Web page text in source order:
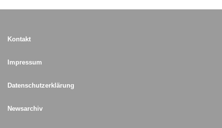
Kontakt
Impressum
Datenschutzerklärung
Newsarchiv